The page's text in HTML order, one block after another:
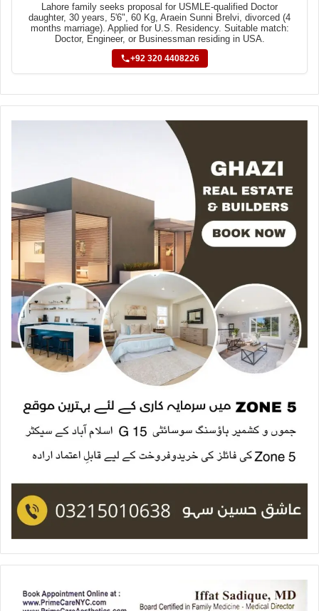
Lahore family seeks proposal for USMLE-qualified Doctor
daughter, 30 years, 5'6", 60 Kg, Araein Sunni Brelvi, divorced (4
months marriage). Applied for U.S. Residency. Suitable match:
Doctor, Engineer, or Businessman residing in USA.
+92 320 4408226